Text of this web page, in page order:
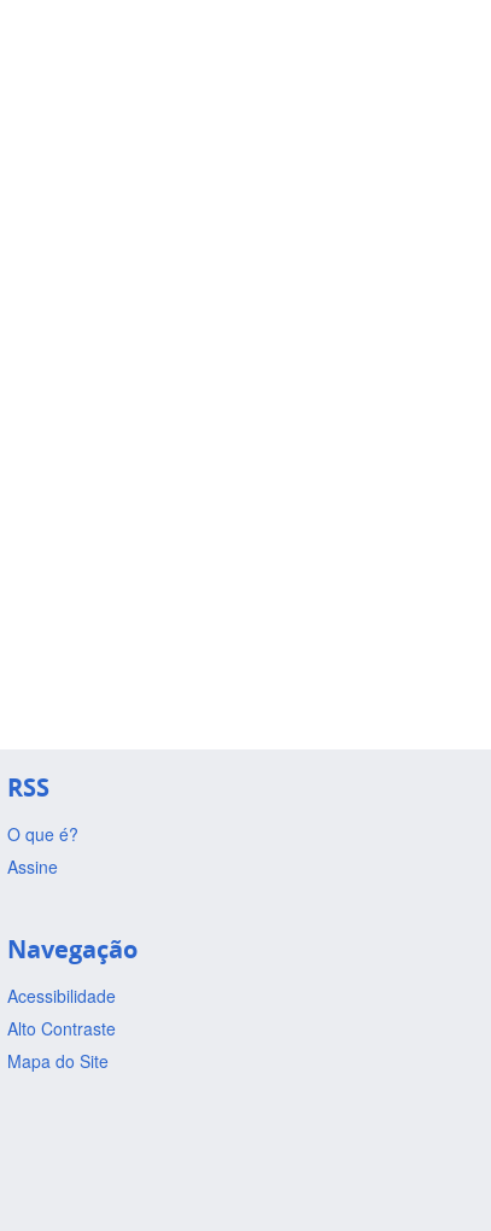
RSS
O que é?
Assine
Navegação
Acessibilidade
Alto Contraste
Mapa do Site